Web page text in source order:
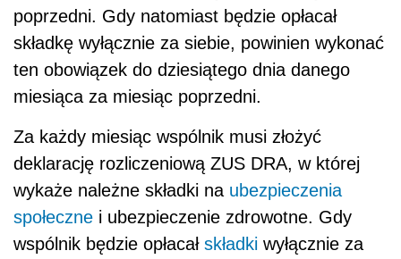
poprzedni. Gdy natomiast będzie opłacał
składkę wyłącznie za siebie, powinien wykonać
ten obowiązek do dziesiątego dnia danego
miesiąca za miesiąc poprzedni.
Za każdy miesiąc wspólnik musi złożyć
deklarację rozliczeniową ZUS DRA, w której
wykaże należne składki na ubezpieczenia
społeczne i ubezpieczenie zdrowotne. Gdy
wspólnik będzie opłacał składki wyłącznie za